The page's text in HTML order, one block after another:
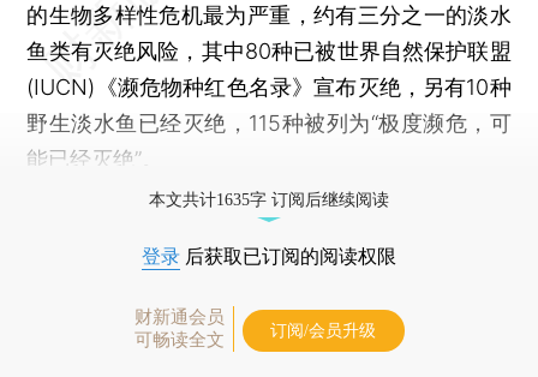
的生物多样性危机最为严重，约有三分之一的淡水
鱼类有灭绝风险，其中80种已被世界自然保护联盟
(IUCN)《濒危物种红色名录》宣布灭绝，另有10种
野生淡水鱼已经灭绝，115种被列为“极度濒危，可
能已经灭绝”。
本文共计1635字 订阅后继续阅读
登录 后获取已订阅的阅读权限
财新通会员
可畅读全文
订阅/会员升级